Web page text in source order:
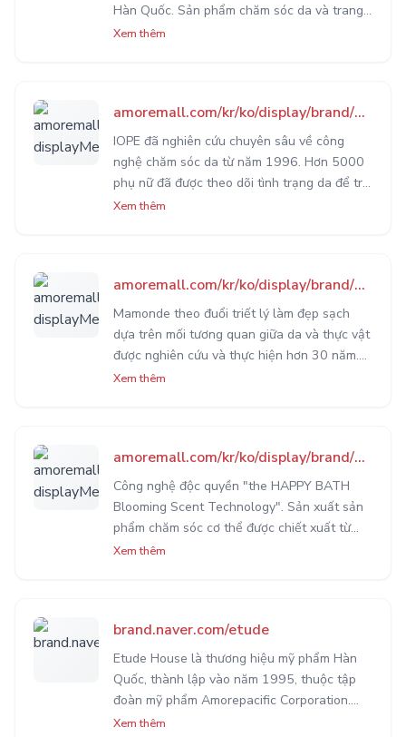
Hàn Quốc. Sản phẩm chăm sóc da và trang
điểm của HERA bắt đầu từ những phần sâu
Xem thêm
amoremall.com/kr/ko/display/brand/brand6?displayMenuId=brand6&brandSn=17
IOPE đã nghiên cứu chuyên sâu về công
nghệ chăm sóc da từ năm 1996. Hơn 5000
phụ nữ đã được theo dõi tình trạng da để trở
thành nền tảng phát triển các giải pháp
Xem thêm
amoremall.com/kr/ko/display/brand/brand8?displayMenuId=brand8&brandSn=11
Mamonde theo đuổi triết lý làm đẹp sạch
dựa trên mối tương quan giữa da và thực vật
được nghiên cứu và thực hiện hơn 30 năm.
Độc quyền các sản phẩm làm đẹp sạch về
Xem thêm
amoremall.com/kr/ko/display/brand/brand16?displayMenuId=brand16&brandSn=20
Công nghệ độc quyền "the HAPPY BATH
Blooming Scent Technology". Sản xuất sản
phẩm chăm sóc cơ thể được chiết xuất từ
thiên nhiên, an toàn và hiệu quả. Hướng với
Xem thêm
brand.naver.com/etude
Etude House là thương hiệu mỹ phẩm Hàn
Quốc, thành lập vào năm 1995, thuộc tập
đoàn mỹ phẩm Amorepacific Corporation.
Được giới trẻ yêu thích bởi thế mạnh về các
Xem thêm